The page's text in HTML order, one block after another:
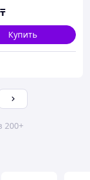
₸
Купить
200+